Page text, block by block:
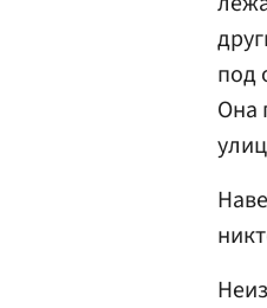
под
Она